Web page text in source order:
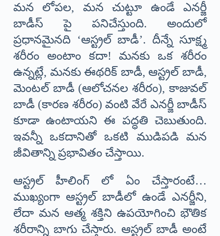
మన లోపల, మన చుట్టూ ఉండే ఎనర్జీ
బాడీస్ పై పనిచేస్తుంది. అందులో
ప్రధానమైనది ‘ఆస్ట్రల్ బాడీ’. దీన్నే సూక్ష్మ
శరీరం అంటాం కదా! మనకు ఒక శరీరం
ఉన్నట్లే, మనకు ఈథరిక్ బాడీ, ఆస్ట్రల్ బాడీ,
మెంటల్ బాడీ (ఆలోచనల శరీరం), కాజువల్
బాడీ (కారణ శరీరం) వంటి వేరే ఎనర్జీ బాడీస్
కూడా ఉంటాయని ఈ పద్ధతి చెబుతుంది.
ఇవన్నీ ఒకదానితో ఒకటి ముడిపడి మన
జీవితాన్ని ప్రభావితం చేస్తాయి.
ఆస్ట్రల్ హీలింగ్ లో ఏం చేస్తారంటే…
ముఖ్యంగా ఆస్ట్రల్ బాడీలో ఉండే ఎనర్జీని,
లేదా మన ఆత్మ శక్తిని ఉపయోగించి భౌతిక
శరీరాన్ని బాగు చేస్తారు. ఆస్ట్రల్ బాడీ అంటే